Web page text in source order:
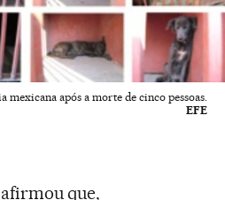
mexicana após a morte de cinco pessoas.
EFE
que,